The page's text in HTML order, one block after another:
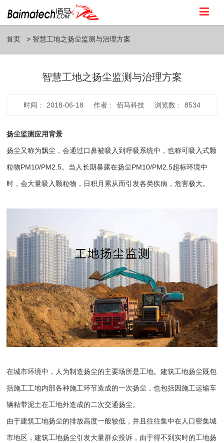
首页 智慧工地之扬尘监测与治理方案
智慧工地之扬尘监测与治理方案
时间 : 2018-06-18 作者 : 佰马科技 浏览数 : 8534
扬尘监测应用背景
扬尘又称为飘尘，会通过口鼻被吸入到呼吸系统中，也称可吸入式颗
粒物PM10/PM2.5。当人长期暴露在扬尘PM10/PM2.5超标环境中
时，会大量吸入颗粒物，日积月累从而引发各类疾病，危害极大。
在城市环境中，人为制造扬尘的主要场所是工地。建筑工地扬尘既包
括施工工地内部各种施工环节造成的一次扬尘，也包括因施工运输车
辆粘带泥土在工地外造成的二次交通扬尘。
由于建筑工地扬尘的排放高度一般较低，并且往往集中在人口密集城
市地区，建筑工地扬尘引发大量群众投诉，由于得不到实时的工地扬